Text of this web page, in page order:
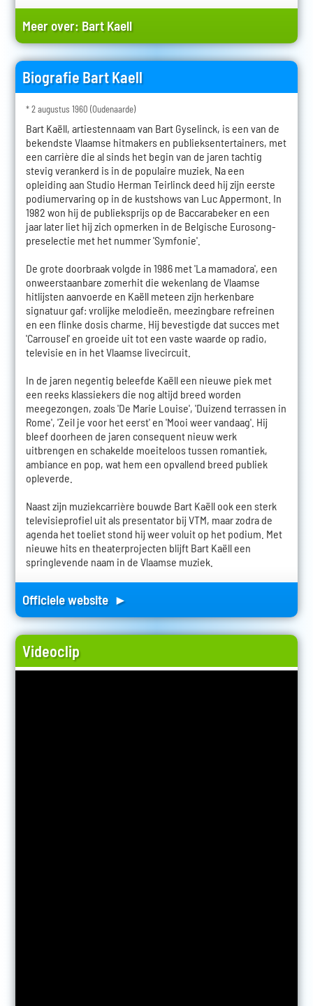
Meer over: Bart Kaell
Biografie Bart Kaell
* 2 augustus 1960 (Oudenaarde)
Bart Kaëll, artiestennaam van Bart Gyselinck, is een van de
bekendste Vlaamse hitmakers en publieksentertainers, met
een carrière die al sinds het begin van de jaren tachtig
stevig verankerd is in de populaire muziek. Na een
opleiding aan Studio Herman Teirlinck deed hij zijn eerste
podiumervaring op in de kustshows van Luc Appermont. In
1982 won hij de publieksprijs op de Baccarabeker en een
jaar later liet hij zich opmerken in de Belgische Eurosong-
preselectie met het nummer 'Symfonie'.
De grote doorbraak volgde in 1986 met 'La mamadora', een
onweerstaanbare zomerhit die wekenlang de Vlaamse
hitlijsten aanvoerde en Kaëll meteen zijn herkenbare
signatuur gaf: vrolijke melodieën, meezingbare refreinen
en een flinke dosis charme. Hij bevestigde dat succes met
'Carrousel' en groeide uit tot een vaste waarde op radio,
televisie en in het Vlaamse livecircuit.
In de jaren negentig beleefde Kaëll een nieuwe piek met
een reeks klassiekers die nog altijd breed worden
meegezongen, zoals 'De Marie Louise', 'Duizend terrassen in
Rome', 'Zeil je voor het eerst' en 'Mooi weer vandaag'. Hij
bleef doorheen de jaren consequent nieuw werk
uitbrengen en schakelde moeiteloos tussen romantiek,
ambiance en pop, wat hem een opvallend breed publiek
opleverde.
Naast zijn muziekcarrière bouwde Bart Kaëll ook een sterk
televisieprofiel uit als presentator bij VTM, maar zodra de
agenda het toeliet stond hij weer voluit op het podium. Met
nieuwe hits en theaterprojecten blijft Bart Kaëll een
springlevende naam in de Vlaamse muziek.
Officiele website ►
Videoclip